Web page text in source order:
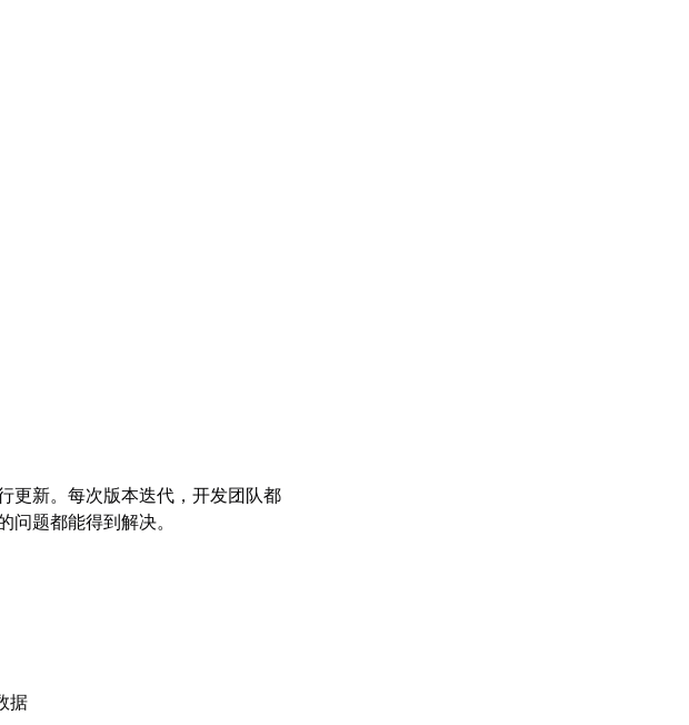
更新。每次版本迭代，开发团队都
题都能得到解决。
据